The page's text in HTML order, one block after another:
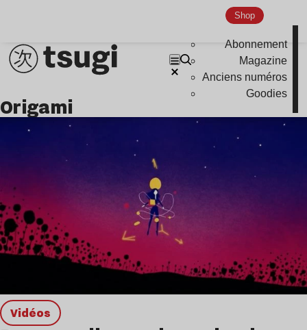
Shop
Abonnement
Magazine
Anciens numéros
Goodies
Indie
origami
Vidéos